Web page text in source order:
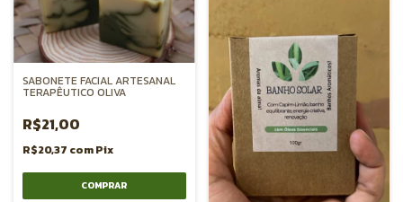
SABONETE FACIAL ARTESANAL
TERAPÊUTICO OLIVA
R$21,00
R$20,37 comPix